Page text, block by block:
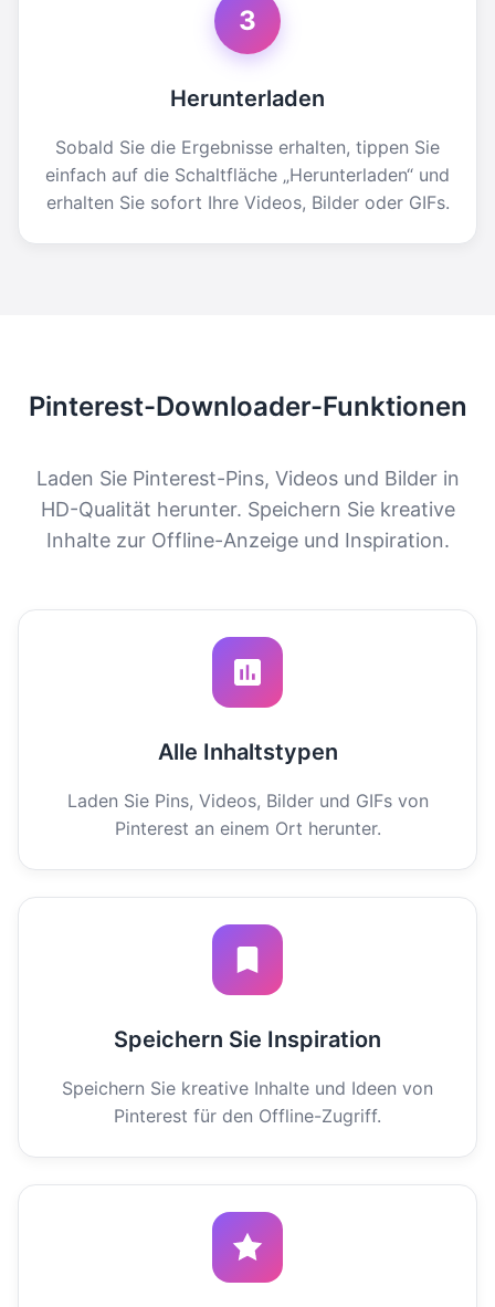
3
Herunterladen
Sobald Sie die Ergebnisse erhalten, tippen Sie
einfach auf die Schaltfläche „Herunterladen“ und
erhalten Sie sofort Ihre Videos, Bilder oder GIFs.
Pinterest-Downloader-Funktionen
Laden Sie Pinterest-Pins, Videos und Bilder in
HD-Qualität herunter. Speichern Sie kreative
Inhalte zur Offline-Anzeige und Inspiration.
Alle Inhaltstypen
Laden Sie Pins, Videos, Bilder und GIFs von
Pinterest an einem Ort herunter.
Speichern Sie Inspiration
Speichern Sie kreative Inhalte und Ideen von
Pinterest für den Offline-Zugriff.